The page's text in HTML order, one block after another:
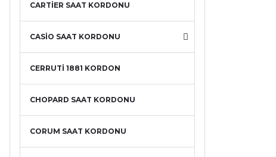
CARTİER SAAT KORDONU
CASİO SAAT KORDONU
CERRUTİ 1881 KORDON
CHOPARD SAAT KORDONU
CORUM SAAT KORDONU